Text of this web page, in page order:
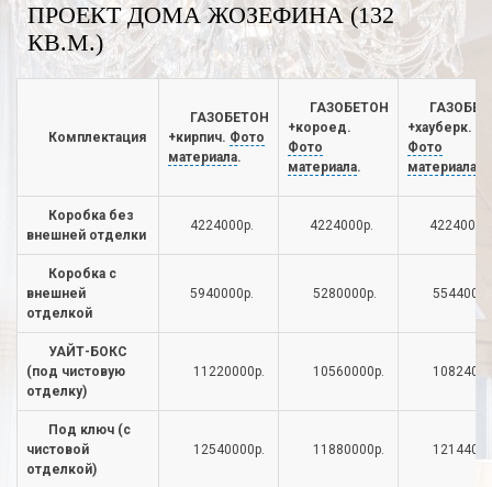
ПРОЕКТ ДОМА ЖОЗЕФИНА (132
КВ.М.)
Комплектация
ГАЗОБЕТОН
+кирпич. Фото
материала.
ГАЗОБЕТОН
+короед.
Фото
материала.
+хауберк.
Фото
материала
Коробка без
внешней отделки
4224000р. 4224000р. 4224000р.
Коробка с
внешней
отделкой
5940000р. 5280000р.
УАЙТ-БОКС
(под чистовую
отделку)
11220000р. 10560000р.
Под ключ (с
чистовой
отделкой)
12540000р. 11880000р.